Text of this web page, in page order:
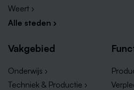
Weert ›
Alle steden ›
Vakgebied
Onderwijs ›
Techniek & Productie ›